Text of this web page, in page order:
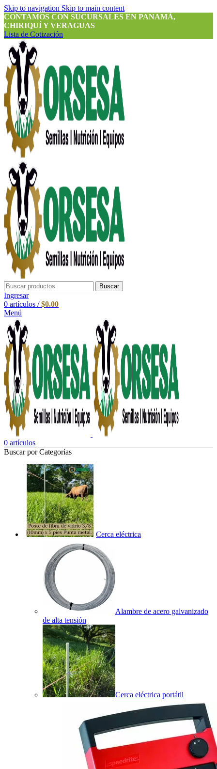
Skip to navigation Skip to main content
CONTAMOS CON SUCURSALES EN PANAMÁ,
CHIRIQUÍ Y VERAGUAS
Lista de Cotización
Buscar
Ingresar
0 artículos / $0.00
Menú
0 artículos
Buscar por Categorías
Cerca eléctrica
Alambre de acero galvanizado
de alta tensión
Cerca eléctrica portátil